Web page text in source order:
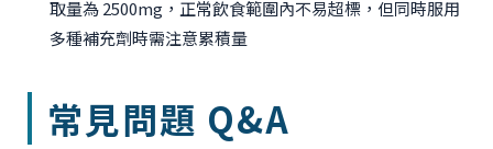
取量為 2500mg，正常飲食範圍內不易超標，但同時服用
多種補充劑時需注意累積量
常見問題 Q&A